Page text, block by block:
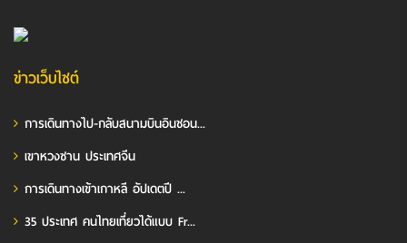
ข่าวเว็บไซต์
การเดินทางไป-กลับสนามบินอินชอน...
เขาหวงซาน ประเทศจีน
การเดินทางเข้าเกาหลี อัปเดตปี ...
35 ประเทศ คนไทยเที่ยวได้แบบ Fr...